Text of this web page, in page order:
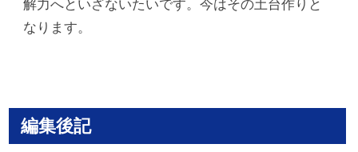
解力へといざないたいです。今はその土台作りと
なります。
編集後記